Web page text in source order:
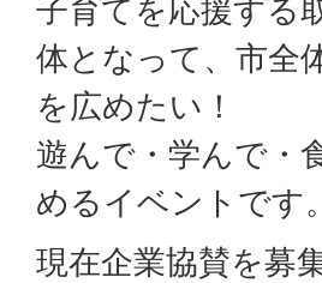
子育てを応援する
体となって、市全
を広めたい！
遊んで・学んで・
めるイベントです。
現在企業協賛を募